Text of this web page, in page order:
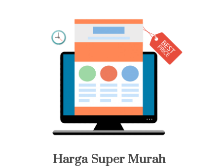
Harga Super Murah